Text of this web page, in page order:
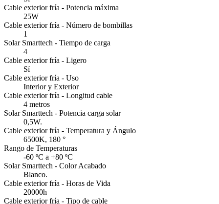
Cable exterior fría - Potencia máxima
25W
Cable exterior fría - Número de bombillas
1
Solar Smarttech - Tiempo de carga
4
Cable exterior fría - Ligero
Sí
Cable exterior fría - Uso
Interior y Exterior
Cable exterior fría - Longitud cable
4 metros
Solar Smarttech - Potencia carga solar
0,5W.
Cable exterior fría - Temperatura y Ángulo
6500K, 180 °
Rango de Temperaturas
-60 ºC a +80 ºC
Solar Smarttech - Color Acabado
Blanco.
Cable exterior fría - Horas de Vida
20000h
Cable exterior fría - Tipo de cable